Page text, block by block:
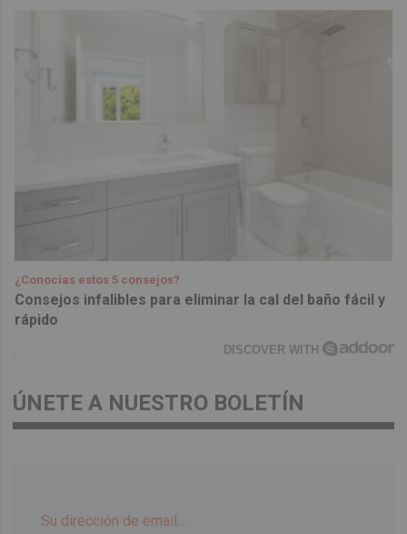
¿Conocías estos 5 consejos?
Consejos infalibles para eliminar la cal del baño fácil y
rápido
DISCOVER WITH
ÚNETE A NUESTRO BOLETÍN